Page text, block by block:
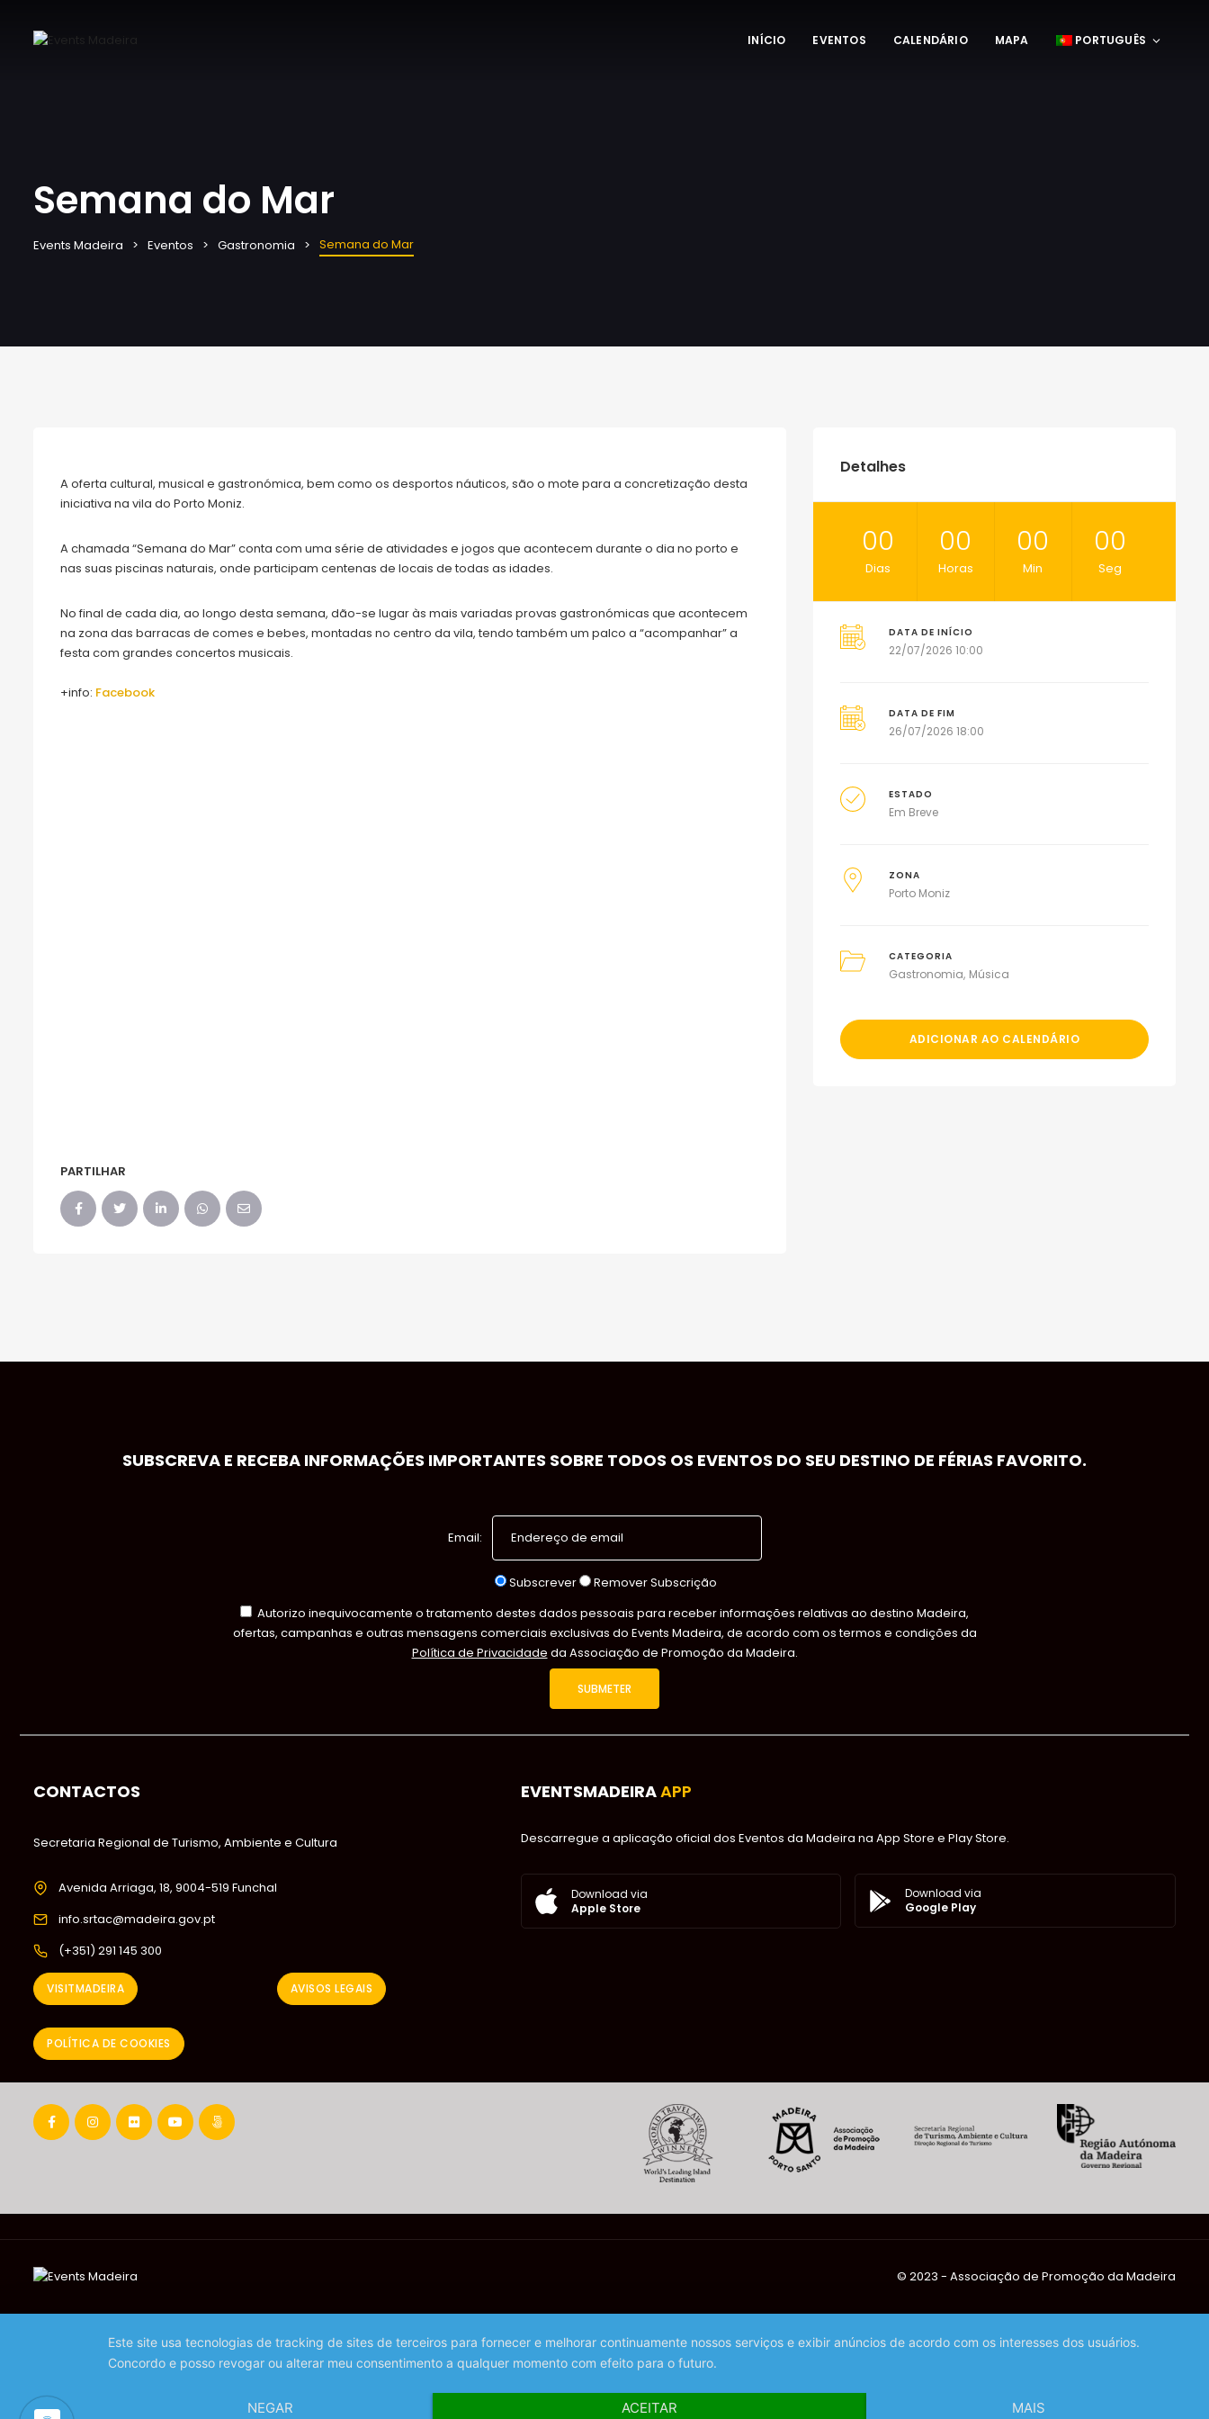
INÍCIO EVENTOS CALENDÁRIO MAPA PORTUGUÊS
Semana do Mar
Events Madeira Eventos Gastronomia Semana do Mar
A oferta cultural, musical e gastronómica, bem como os desportos náuticos, são o mote para a concretização desta
iniciativa na vila do Porto Moniz.
A chamada “Semana do Mar” conta com uma série de atividades e jogos que acontecem durante o dia no porto e
nas suas piscinas naturais, onde participam centenas de locais de todas as idades.
No final de cada dia, ao longo desta semana, dão-se lugar às mais variadas provas gastronómicas que acontecem
na zona das barracas de comes e bebes, montadas no centro da vila, tendo também um palco a “acompanhar” a
festa com grandes concertos musicais.
+info: Facebook
PARTILHAR
Detalhes
00
Dias
00
Horas
00
Min
00
Seg
DATA DE INÍCIO
22/07/2026 10:00
DATA DE FIM
26/07/2026 18:00
ESTADO
Em Breve
ZONA
Porto Moniz
CATEGORIA
Gastronomia Música
ADICIONAR AO CALENDÁRIO
SUBSCREVA E RECEBA INFORMAÇÕES IMPORTANTES SOBRE TODOS OS EVENTOS DO SEU DESTINO DE FÉRIAS FAVORITO.
Email:
Subscrever
Remover Subscrição
Autorizo inequivocamente o tratamento destes dados pessoais para receber informações relativas ao destino Madeira,
ofertas, campanhas e outras mensagens comerciais exclusivas do Events Madeira, de acordo com os termos e condições da
Política de Privacidade da Associação de Promoção da Madeira.
CONTACTOS
Secretaria Regional de Turismo, Ambiente e Cultura
Avenida Arriaga, 18, 9004-519 Funchal
info.srtac@madeira.gov.pt
(+351) 291 145 300
VISITMADEIRA AVISOS LEGAIS
POLÍTICA DE COOKIES
EVENTSMADEIRAAPP
Descarregue a aplicação oficial dos Eventos da Madeira na App Store e Play Store.
Download via
Apple Store
Download via
Google Play
©️ 2023 - Associação de Promoção da Madeira
Este site usa tecnologias de tracking de sites de terceiros para fornecer e melhorar continuamente nossos serviços e exibir anúncios de acordo com os interesses dos usuários.
Concordo e posso revogar ou alterar meu consentimento a qualquer momento com efeito para o futuro.
NEGAR ACEITAR MAIS